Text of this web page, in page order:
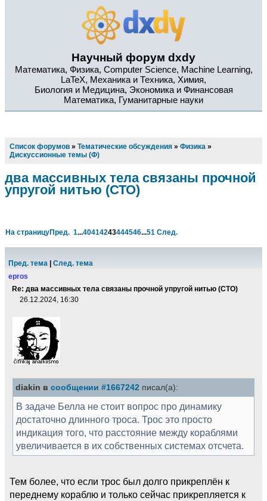
Научный форум dxdy
Математика, Физика, Computer Science, Machine Learning,
LaTeX, Механика и Техника, Химия,
Биология и Медицина, Экономика и Финансовая
Математика, Гуманитарные науки
Список форумов » Тематические обсуждения » Физика »
Дискуссионные темы (Ф)
два массивных тела связаны прочной
упругой нитью (СТО)
На страницуПред. 1...40414243444546...51 След.
Пред. тема
След. тема
epros
Re: два массивных тела связаны прочной упругой нитью (СТО)
26.12.2024, 16:30
diakin в сообщении #1667242 писал(а):
В задаче Белла не стоит вопрос про динамику
достаточно длинного троса. Трос это просто
индикация того, что расстояние между кораблями
увеличивается в их собственных системах отсчета.
Тем более, что если трос был долго прикреплён к
переднему кораблю и только сейчас прикрепляется к